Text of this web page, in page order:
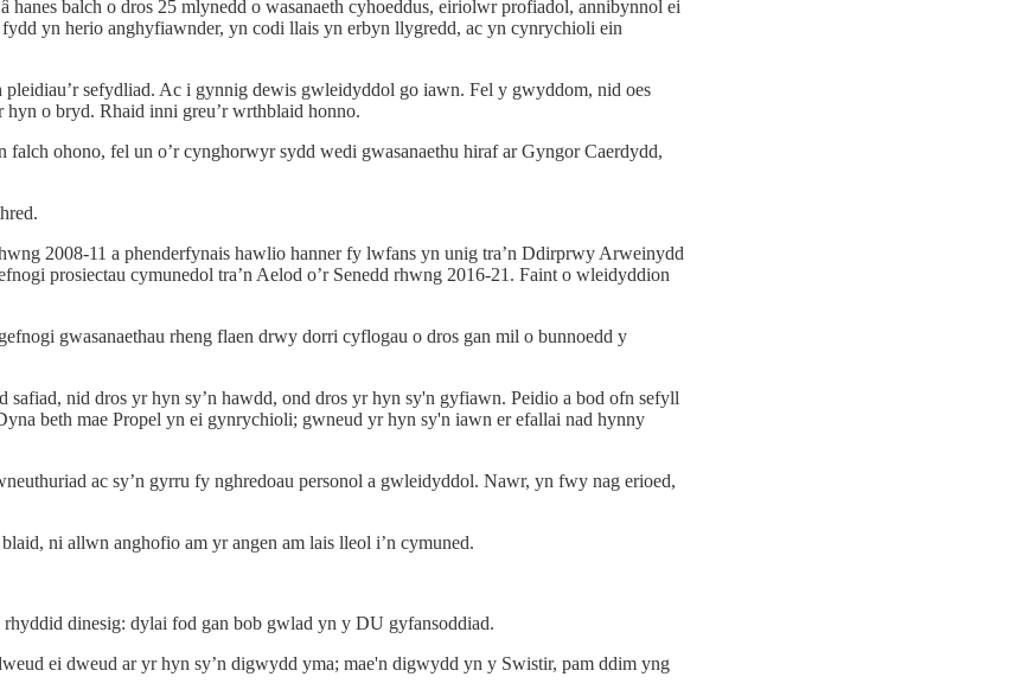
balch o dros 25 mlynedd o wasanaeth cyhoeddus, eiriolwr profiadol, annibynnol ei
yn herio anghyfiawnder, yn codi llais yn erbyn llygredd, ac yn cynrychioli ein
pleidiau’r sefydliad. Ac i gynnig dewis gwleidyddol go iawn. Fel y gwyddom, nid oes
o bryd. Rhaid inni greu’r wrthblaid honno.
ohono, fel un o’r cynghorwyr sydd wedi gwasanaethu hiraf ar Gyngor Caerdydd,
2008-11 a phenderfynais hawlio hanner fy lwfans yn unig tra’n Ddirprwy Arweinydd
prosiectau cymunedol tra’n Aelod o’r Senedd rhwng 2016-21. Faint o wleidyddion
gwasanaethau rheng flaen drwy dorri cyflogau o dros gan mil o bunnoedd y
safiad, nid dros yr hyn sy’n hawdd, ond dros yr hyn sy'n gyfiawn. Peidio a bod ofn sefyll
beth mae Propel yn ei gynrychioli; gwneud yr hyn sy'n iawn er efallai nad hynny
ac sy’n gyrru fy nghredoau personol a gwleidyddol. Nawr, yn fwy nag erioed,
ni allwn anghofio am yr angen am lais lleol i’n cymuned.
dinesig: dylai fod gan bob gwlad yn y DU gyfansoddiad.
ei dweud ar yr hyn sy’n digwydd yma; mae'n digwydd yn y Swistir, pam ddim yng